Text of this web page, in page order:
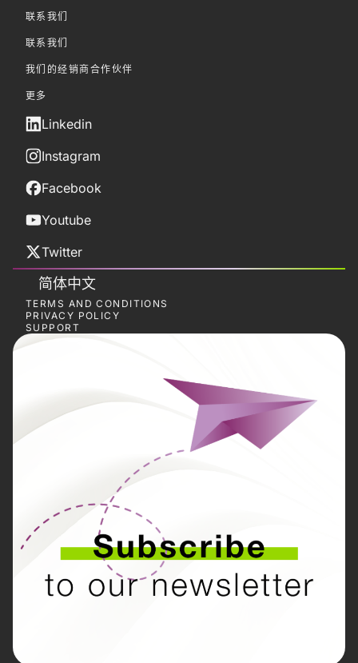
联系我们
联系我们
我们的经销商合作伙伴
更多
Linkedin
Instagram
Facebook
Youtube
Twitter
简体中文
TERMS AND CONDITIONS
PRIVACY POLICY
SUPPORT